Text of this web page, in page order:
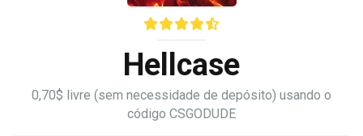
Hellcase
0,70$ livre (sem necessidade de depósito) usando o
código CSGODUDE